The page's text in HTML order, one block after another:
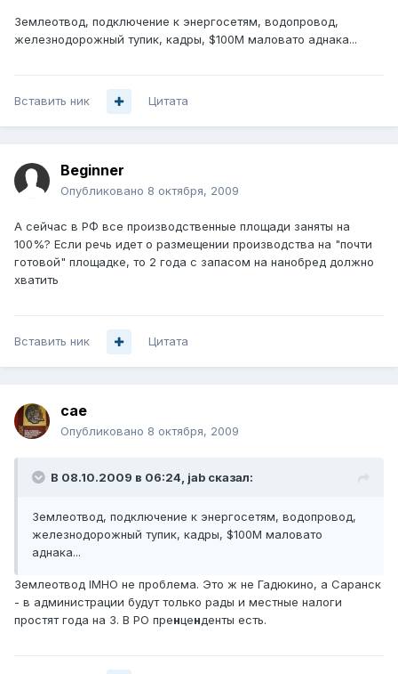
Землеотвод, подключение к энергосетям, водопровод,
железнодорожный тупик, кадры, $100M маловато аднака...
Вставить ник Цитата
Beginner
Опубликовано 8 октября, 2009
А сейчас в РФ все производственные площади заняты на
100%? Если речь идет о размещении производства на "почти
готовой" площадке, то 2 года с запасом на нанобред должно
хватить
Вставить ник Цитата
cae
Опубликовано 8 октября, 2009
В 08.10.2009 в 06:24, jab сказал:
Землеотвод, подключение к энергосетям, водопровод,
железнодорожный тупик, кадры, $100M маловато
аднака...
Землеотвод IMHO не проблема. Это ж не Гадюкино, а Саранск
- в администрации будут только рады и местные налоги
простят года на 3. В РО пренценденты есть.